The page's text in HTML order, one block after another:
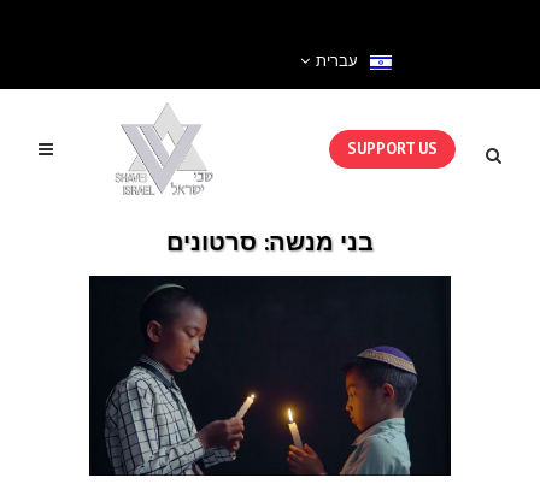
עברית
SUPPORT US
בני מנשה: סרטונים